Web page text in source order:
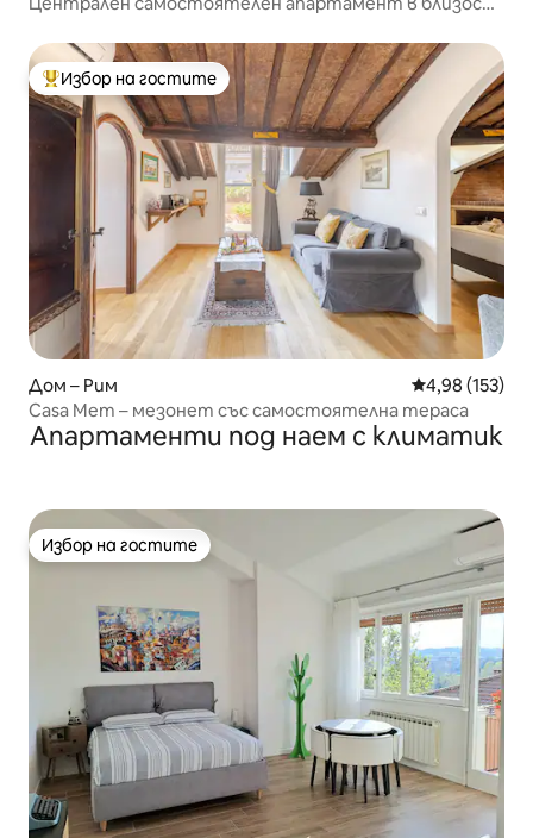
Най-популярен избор на гостите
Избор на гостите
Дом – Рим Средна
4,98 (153)
Casa Mem – мезонет със самостоятелна тераса
Апартаменти под наем с климатик
Избор на гостите
Избор на гостите